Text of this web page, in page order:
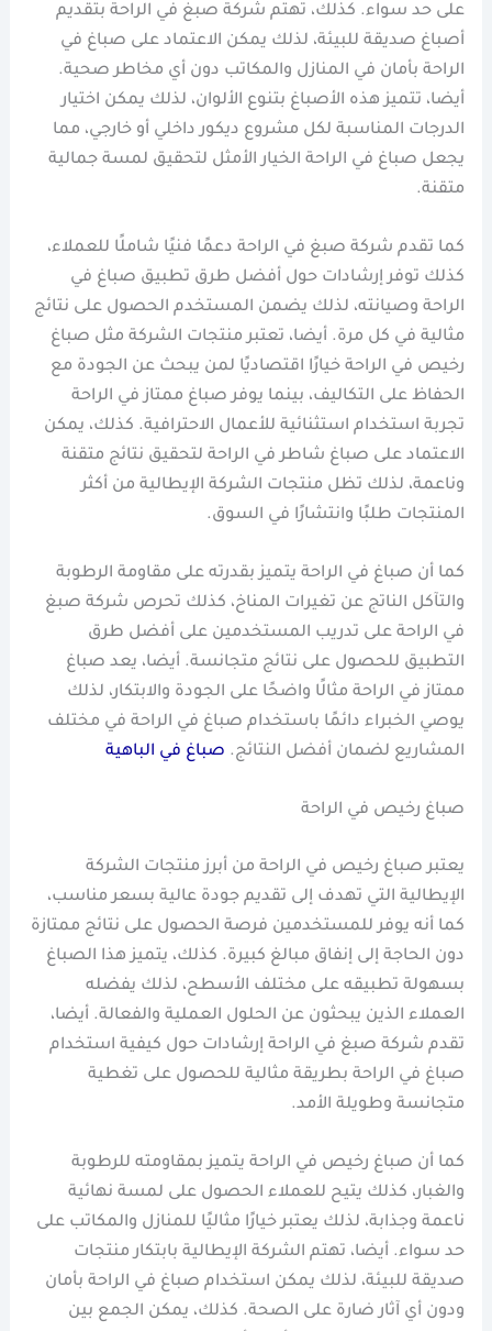
على حد سواء. كذلك، تهتم شركة صبغ في الراحة بتقديم
أصباغ صديقة للبيئة، لذلك يمكن الاعتماد على صباغ في
الراحة بأمان في المنازل والمكاتب دون أي مخاطر صحية.
أيضا، تتميز هذه الأصباغ بتنوع الألوان، لذلك يمكن اختيار
الدرجات المناسبة لكل مشروع ديكور داخلي أو خارجي، مما
يجعل صباغ في الراحة الخيار الأمثل لتحقيق لمسة جمالية
متقنة.
كما تقدم شركة صبغ في الراحة دعمًا فنيًا شاملًا للعملاء،
كذلك توفر إرشادات حول أفضل طرق تطبيق صباغ في
الراحة وصيانته، لذلك يضمن المستخدم الحصول على نتائج
مثالية في كل مرة. أيضا، تعتبر منتجات الشركة مثل صباغ
رخيص في الراحة خيارًا اقتصاديًا لمن يبحث عن الجودة مع
الحفاظ على التكاليف، بينما يوفر صباغ ممتاز في الراحة
تجربة استخدام استثنائية للأعمال الاحترافية. كذلك، يمكن
الاعتماد على صباغ شاطر في الراحة لتحقيق نتائج متقنة
وناعمة، لذلك تظل منتجات الشركة الإيطالية من أكثر
المنتجات طلبًا وانتشارًا في السوق.
كما أن صباغ في الراحة يتميز بقدرته على مقاومة الرطوبة
والتآكل الناتج عن تغيرات المناخ، كذلك تحرص شركة صبغ
في الراحة على تدريب المستخدمين على أفضل طرق
التطبيق للحصول على نتائج متجانسة. أيضا، يعد صباغ
ممتاز في الراحة مثالًا واضحًا على الجودة والابتكار، لذلك
يوصي الخبراء دائمًا باستخدام صباغ في الراحة في مختلف
المشاريع لضمان أفضل النتائج. صباغ في الباهية
صباغ رخيص في الراحة
يعتبر صباغ رخيص في الراحة من أبرز منتجات الشركة
الإيطالية التي تهدف إلى تقديم جودة عالية بسعر مناسب،
كما أنه يوفر للمستخدمين فرصة الحصول على نتائج ممتازة
دون الحاجة إلى إنفاق مبالغ كبيرة. كذلك، يتميز هذا الصباغ
بسهولة تطبيقه على مختلف الأسطح، لذلك يفضله
العملاء الذين يبحثون عن الحلول العملية والفعالة. أيضا،
تقدم شركة صبغ في الراحة إرشادات حول كيفية استخدام
صباغ في الراحة بطريقة مثالية للحصول على تغطية
متجانسة وطويلة الأمد.
كما أن صباغ رخيص في الراحة يتميز بمقاومته للرطوبة
والغبار، كذلك يتيح للعملاء الحصول على لمسة نهائية
ناعمة وجذابة، لذلك يعتبر خيارًا مثاليًا للمنازل والمكاتب على
حد سواء. أيضا، تهتم الشركة الإيطالية بابتكار منتجات
صديقة للبيئة، لذلك يمكن استخدام صباغ في الراحة بأمان
ودون أي آثار ضارة على الصحة. كذلك، يمكن الجمع بين